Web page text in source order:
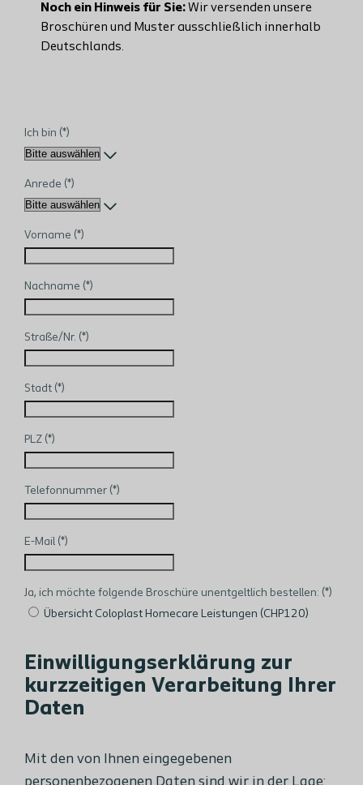
Noch ein Hinweis für Sie:Wir versenden unsere
Broschüren und Muster ausschließlich innerhalb
Deutschlands.
Ich bin
Anrede
Vorname
Nachname
Straße/Nr.
Stadt
PLZ
Telefonnummer
E-Mail
Ja, ich möchte folgende Broschüre unentgeltlich bestellen:
Übersicht Coloplast Homecare Leistungen (CHP120)
Einwilligungserklärung zur
kurzzeitigen Verarbeitung Ihrer
Daten
Mit den von Ihnen eingegebenen